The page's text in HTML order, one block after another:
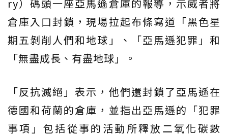
ry）碼頭一座亞馬遜倉庫的報導，示威者將
倉庫入口封鎖，現場拉起布條寫道「黑色星
期五剝削人們和地球」、「亞馬遜犯罪」和
「無盡成長、有盡地球」。
「反抗滅絕」表示，他們還封鎖了亞馬遜在
德國和荷蘭的倉庫，並指出亞馬遜的「犯罪
事項」包括從事的活動所釋放二氧化碳數